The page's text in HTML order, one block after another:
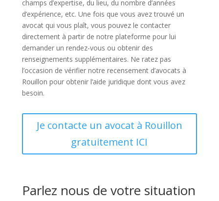
champs d’expertise, du lieu, du nombre d’années
d’expérience, etc. Une fois que vous avez trouvé un
avocat qui vous plaît, vous pouvez le contacter
directement à partir de notre plateforme pour lui
demander un rendez-vous ou obtenir des
renseignements supplémentaires. Ne ratez pas
l’occasion de vérifier notre recensement d’avocats à
Rouillon pour obtenir l’aide juridique dont vous avez
besoin.
Je contacte un avocat à Rouillon
gratuitement ICI
Parlez nous de votre situation